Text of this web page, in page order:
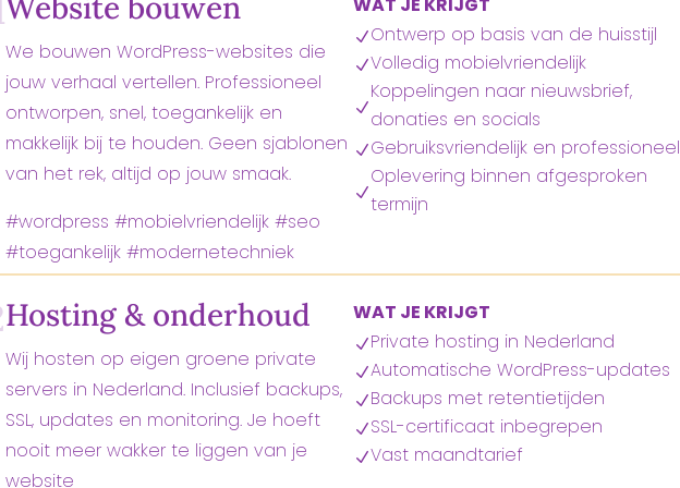
We bouwen WordPress-websites die
jouw verhaal vertellen. Professioneel
ontworpen, snel, toegankelijk en
makkelijk bij te houden. Geen sjablonen
van het rek, altijd op jouw smaak.
#wordpress #mobielvriendelijk #seo
#toegankelijk #modernetechniek
NOntwerp op basis van de huisstijl
NVolledig mobielvriendelijk
N
Koppelingen naar nieuwsbrief,
donaties en socials
NGebruiksvriendelijk en professioneel
N
Oplevering binnen afgesproken
termijn
Hosting & onderhoud
Wij hosten op eigen groene private
servers in Nederland. Inclusief backups,
SSL, updates en monitoring. Je hoeft
nooit meer wakker te liggen van je
website
WAT JE KRIJGT
NPrivate hosting in Nederland
NAutomatische WordPress-updates
NBackups met retentietijden
NSSL-certificaat inbegrepen
NVast maandtarief